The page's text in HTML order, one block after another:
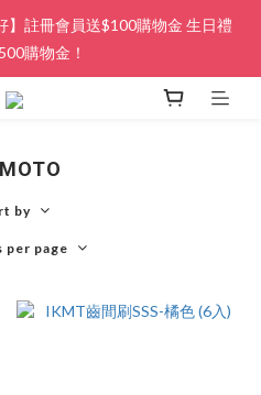
】註冊會員送$100購物金 生日禮
購物金！
by
per page